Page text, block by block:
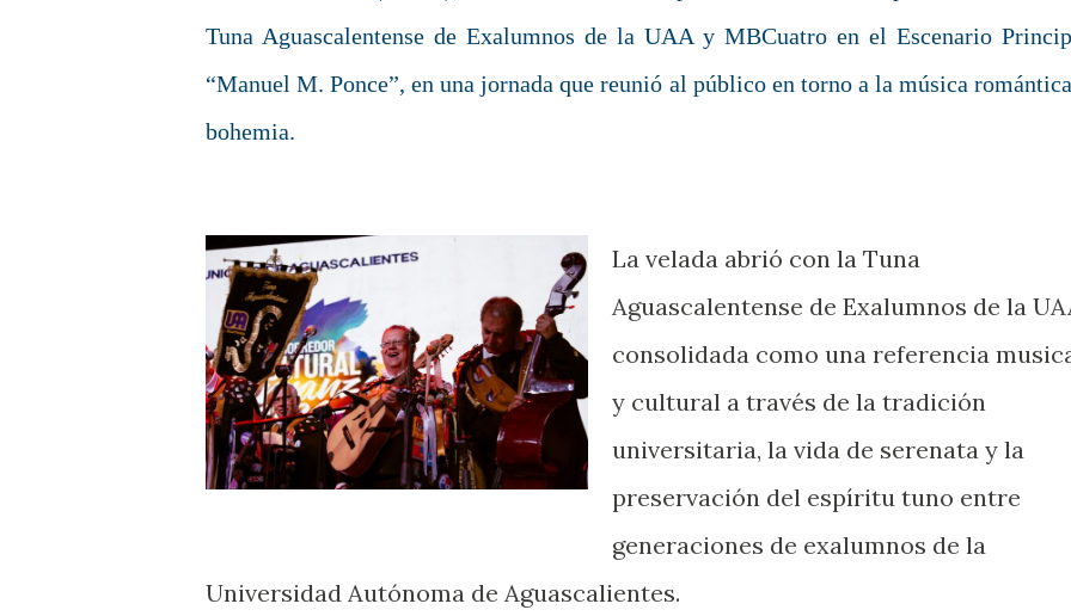
Tuna Aguascalentense de Exalumnos de la UAA y MBCuatro en el Escenario
“Manuel M. Ponce”, en una jornada que reunió al público en torno a la música
bohemia.
La velada abrió con la Tuna
Aguascalentense de Exalumnos de la
consolidada como una referencia
y cultural a través de la tradición
universitaria, la vida de serenata y la
preservación del espíritu tuno entre
generaciones de exalumnos de la
Universidad Autónoma de Aguascalientes.